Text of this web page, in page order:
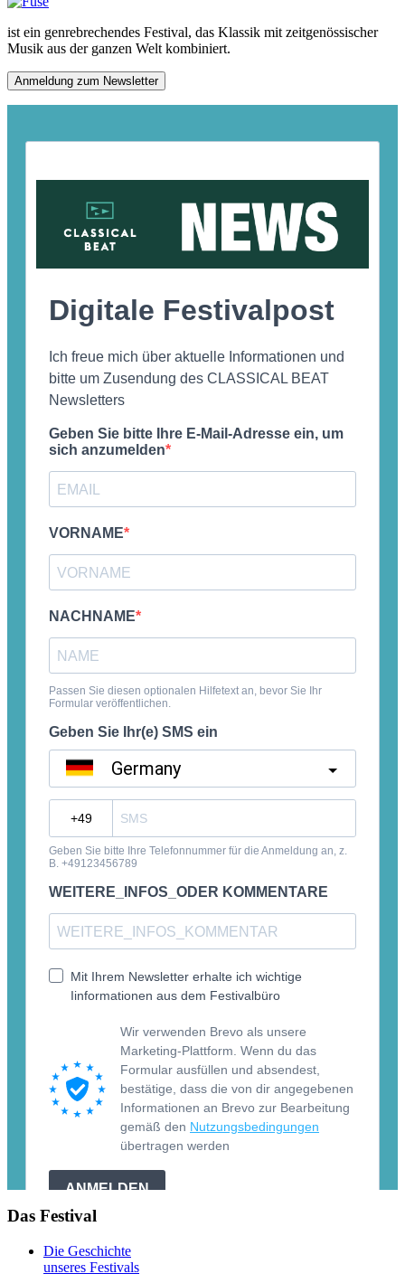
ist ein genrebrechendes Festival, das Klassik mit zeitgenössischer
Musik aus der ganzen Welt kombiniert.
Anmeldung zum Newsletter
Das Festival
Die Geschichte
unseres Festivals